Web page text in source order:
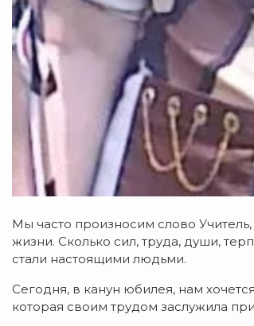
Мы часто произносим слово
жизни. Сколько сил, труда, души,
стали настоящими людьми.
Сегодня, в канун юбилея, нам
которая своим трудом заслужила